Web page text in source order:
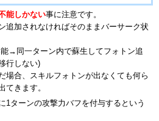
能しかない事に注意です。
追加されなければそのままバーサーク状
→同一ターン内で蘇生してフォトン追
行しない)
場合、スキルフォトンが出なくても何ら
てきます。
1ターンの攻撃力バフを付与するという